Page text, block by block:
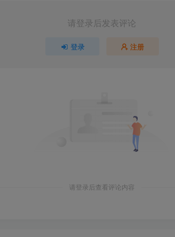
请登录后发表评论
登录 注册
请登录后查看评论内容